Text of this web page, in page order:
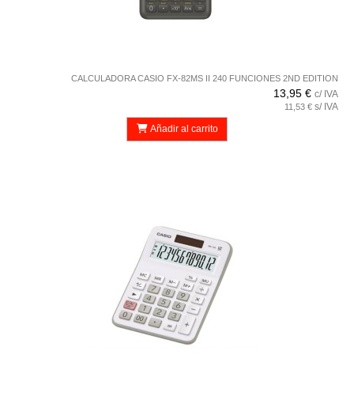
CALCULADORA CASIO FX-82MS II 240 FUNCIONES 2ND EDITION
13,95 € c/ IVA
11,53 € s/ IVA
Añadir al carrito